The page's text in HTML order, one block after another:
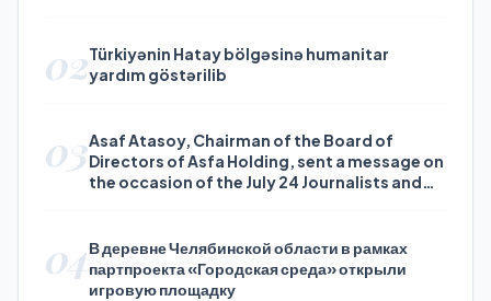
02Türkiyənin Hatay bölgəsinə humanitar
yardım göstərilib
03Asaf Atasoy, Chairman of the Board of
Directors of Asfa Holding, sent a message on
the occasion of the July 24 Journalists and
04В деревне Челябинской области в рамках
партпроекта «Городская среда» открыли
игровую площадку